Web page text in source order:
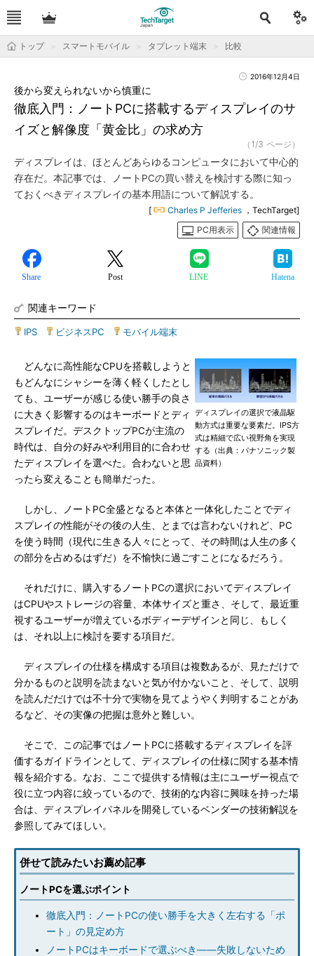
トップ スマートモバイル タブレット端末 比較
2016年12月4日
徹底入門：ノートPCに搭載するディスプレイのサ
イズと解像度「黄金比」の求め方
後から変えられないから慎重に
（1/3 ページ）
ディスプレイは、ほとんどあらゆるコンピュータにおいて中心的
存在だ。本記事では、ノートPCの買い替えを検討する際に知っ
ておくべきディスプレイの基本用語について解説する。
[ Charles P Jefferies ，TechTarget]
PC用表示
関連情報
Share Post LINE Hatena
関連キーワード
IPS ビジネスPC モバイル端末
ディスプレイの選択で液晶駆
動方式は重要な要素だ。IPS方
式は精細で広い視野角を実現
する（出典：パナソニック製
品資料）
どんなに高性能なCPUを搭載しようと
もどんなにシャシーを薄く軽くしたとし
ても、ユーザーが感じる使い勝手の良さ
に大きく影響するのはキーボードとディ
スプレイだ。デスクトップPCが主流の
時代は、自分の好みや利用目的に合わせ
たディスプレイを選べた。合わないと思
ったら変えることも簡単だった。
しかし、ノートPC全盛となると本体と一体化したことでディ
スプレイの性能がその後の人生、とまでは言わないけれど、PC
を使う時間（現代に生きる人々にとって、その時間は人生の多く
の部分を占めるはずだ）を不愉快に過ごすことになるだろう。
それだけに、購入するノートPCの選択においてディスプレイ
はCPUやストレージの容量、本体サイズと重さ、そして、最近重
視するユーザーが増えているボディーデザインと同じ、もしく
は、それ以上に検討を要する項目だ。
ディスプレイの仕様を構成する項目は複数あるが、見ただけで
分かるものと説明を読まないと気が付かないこと、そして、説明
を読んだだけでは不十分で実物を見てようやく判明することがあ
るなど、その実像の把握は意外と難しい。
そこで、この記事ではノートPCに搭載するディスプレイを評
価するガイドラインとして、ディスプレイの仕様に関する基本情
報を紹介する。なお、ここで提供する情報は主にユーザー視点で
役に立つ内容に絞っているので、技術的な内容に興味を持った場
合は、ディスプレイパネルを開発しているベンダーの技術解説を
参照してみてほしい。
併せて読みたいお薦め記事
ノートPCを選ぶポイント
徹底入門：ノートPCの使い勝手を大きく左右する「ポ
ート」の見定め方
ノートPCはキーボードで選ぶべき――失敗しないため